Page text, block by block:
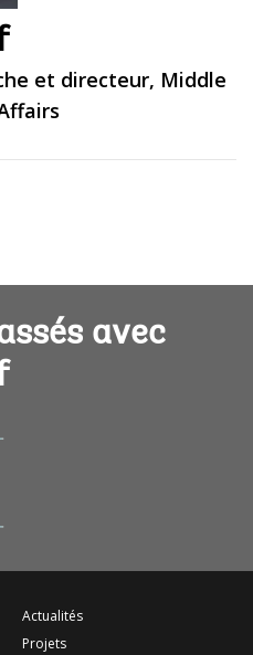
et directeur, Middle
avec
Actualités
Projets